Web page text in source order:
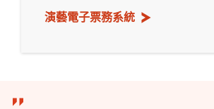
演藝電子票務系統